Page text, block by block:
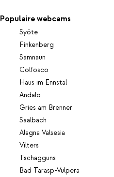
Populaire webcams
Syöte
Finkenberg
Samnaun
Colfosco
Haus im Ennstal
Andalo
Gries am Brenner
Saalbach
Alagna Valsesia
Vilters
Tschagguns
Bad Tarasp-Vulpera